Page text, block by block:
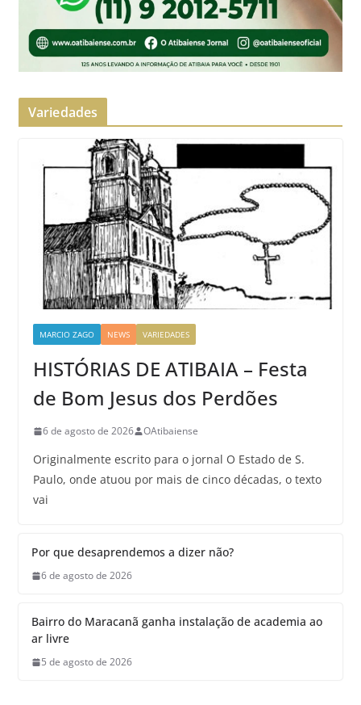
Variedades
MARCIO ZAGO NEWS VARIEDADES
HISTÓRIAS DE ATIBAIA – Festa
de Bom Jesus dos Perdões
6 de agosto de 2026 OAtibaiense
Originalmente escrito para o jornal O Estado de S.
Paulo, onde atuou por mais de cinco décadas, o texto
vai
Por que desaprendemos a dizer não?
6 de agosto de 2026
Bairro do Maracanã ganha instalação de academia ao
ar livre
5 de agosto de 2026